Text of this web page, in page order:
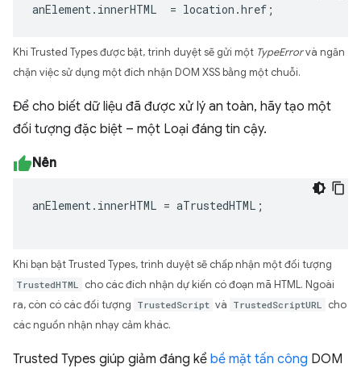
anElement. innerHTML = location .href ;
Khi Trusted Types được bật, trình duyệt sẽ gửi một TypeErrorvà ngăn
chặn việc sử dụng một đích nhận DOM XSS bằng một chuỗi.
Để cho biết dữ liệu đã được xử lý an toàn, hãy tạo một
đối tượng đặc biệt – một Loại đáng tin cậy.
Nên
anElement. innerHTML = aTrustedHTML ;
Khi bạn bật Trusted Types, trình duyệt sẽ chấp nhận một đối tượng
TrustedHTML
cho các đích nhận dự kiến có đoạn mã HTML. Ngoài
ra, còn có các đối tượng TrustedScript và TrustedScriptURL
cho
các nguồn nhận nhạy cảm khác.
Trusted Types giúp giảm đáng kể bề mặt tấn công DOM